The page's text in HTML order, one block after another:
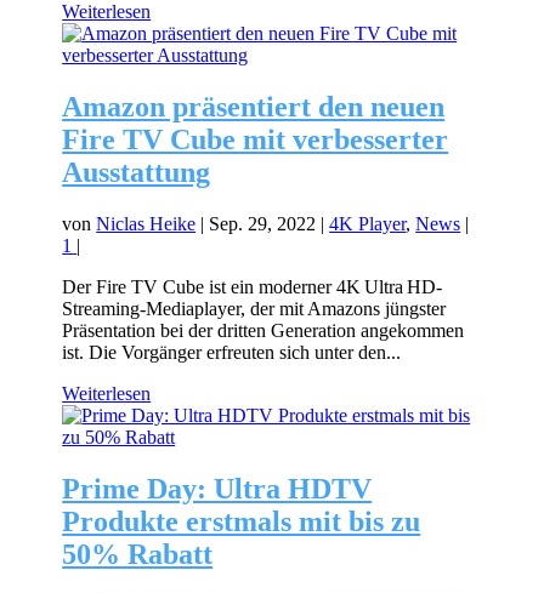
Weiterlesen
Amazon präsentiert den neuen
Fire TV Cube mit verbesserter
Ausstattung
vonNiclas Heike | Sep. 29, 2022 |4K Player,News |
1 |
Der Fire TV Cube ist ein moderner 4K Ultra HD-
Streaming-Mediaplayer, der mit Amazons jüngster
Präsentation bei der dritten Generation angekommen
ist. Die Vorgänger erfreuten sich unter den...
Weiterlesen
Prime Day: Ultra HDTV
Produkte erstmals mit bis zu
50% Rabatt